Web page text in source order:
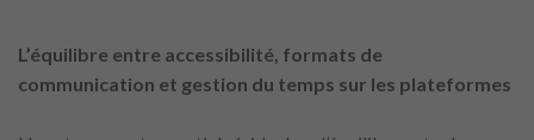
L’équilibre entre accessibilité, formats de
communication et gestion du temps sur les plateformes